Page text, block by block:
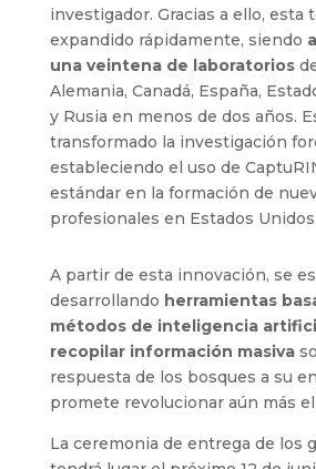
investigador. Gracias a ello, esta
expandido rápidamente, siendo
una veintena de laboratorios
Alemania, Canadá, España,
y Rusia en menos de dos años.
transformado la investigación
estableciendo el uso de
estándar en la formación de
profesionales en Estados Unidos.
A partir de esta innovación, se
desarrollando herramientas
métodos de inteligencia
recopilar información masiva
respuesta de los bosques a su
promete revolucionar aún más
La ceremonia de entrega de los